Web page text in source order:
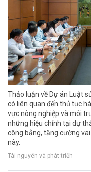
Thảo luận về Dự án Luật
có liên quan đến thủ tục
vực nông nghiệp và môi
những hiệu chỉnh tại dự
công bằng, tăng cường
này.
Tài nguyên và phát triển